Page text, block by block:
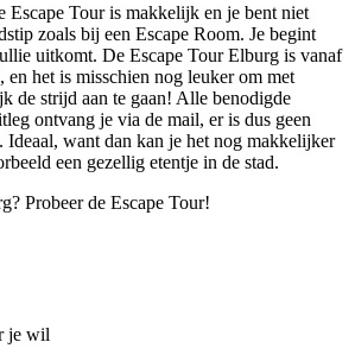
Escape Tour is makkelijk en je bent niet
zoals bij een Escape Room. Je begint
uitkomt. De Escape Tour Elburg is vanaf
en het is misschien nog leuker om met
de strijd aan te gaan! Alle benodigde
ontvang je via de mail, er is dus geen
Ideaal, want dan kan je het nog makkelijker
een gezellig etentje in de stad.
je wil